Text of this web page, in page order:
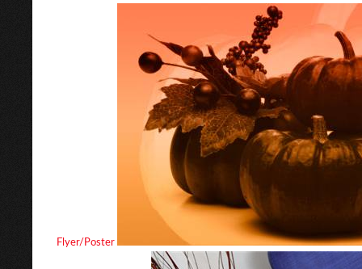
Flyer/Poster